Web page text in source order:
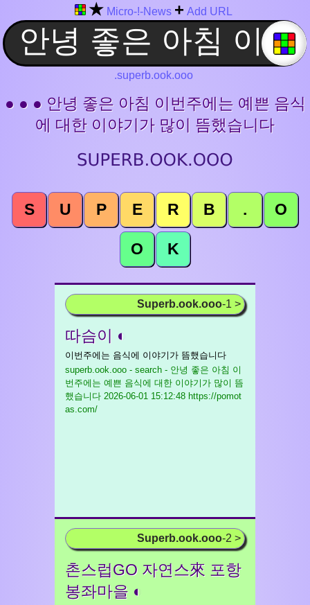
★ Micro-!-News + Add URL
.superb.ook.ooo
● ● ● 안녕 좋은 아침 이번주에는 예쁜 음식
에 대한 이야기가 많이 뜸했습니다
S U P E R B . O
O K
Superb.ook.ooo-1 >
따슴이 ◐
이번주에는 음식에 이야기가 뜸했습니다
superb.ook.ooo - search - 안녕 좋은 아침 이
번주에는 예쁜 음식에 대한 이야기가 많이 뜸
했습니다 2026-06-01 15:12:48 https://pomot
as.com/
Superb.ook.ooo-2 >
촌스럽GO 자연스來 포항
봉좌마을 ◐